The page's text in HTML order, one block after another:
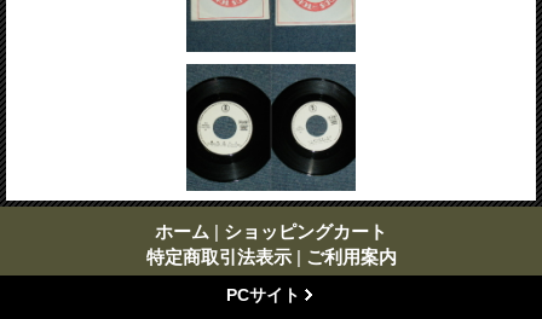
ホーム | ショッピングカート
特定商取引法表示 | ご利用案内
PCサイト